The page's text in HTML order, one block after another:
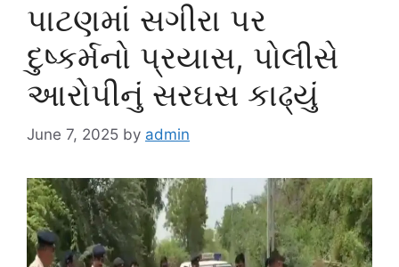
પાટણમાં સગીરા પર
દુષ્કર્મનો પ્રયાસ, પોલીસે
આરોપીનું સરઘસ કાઢ્યું
June 7, 2025 by admin